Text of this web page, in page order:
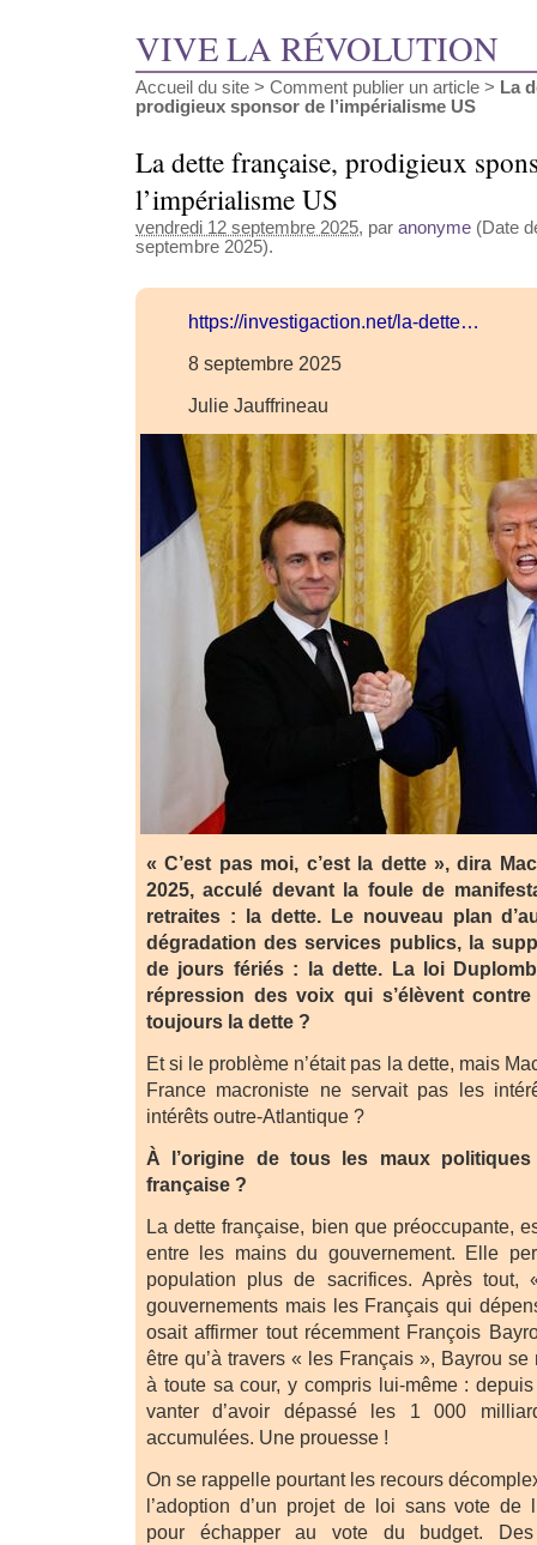
VIVE LA RÉVOLUTION
Accueil du site > Comment publier un article > La
prodigieux sponsor de l’impérialisme US
La dette française, prodigieux
l’impérialisme US
vendredi 12 septembre 2025, par anonyme (Date
septembre 2025).
https://investigaction.net/la-dette…
8 septembre 2025
Julie Jauffrineau
« C’est pas moi, c’est la dette », dira
2025, acculé devant la foule de
retraites : la dette. Le nouveau plan
dégradation des services publics, la
de jours fériés : la dette. La loi
répression des voix qui s’élèvent
toujours la dette ?
Et si le problème n’était pas la dette, mais
France macroniste ne servait pas les
intérêts outre-Atlantique ?
À l’origine de tous les maux
française ?
La dette française, bien que préoccupante,
entre les mains du gouvernement. Elle
population plus de sacrifices. Après
gouvernements mais les Français qui
osait affirmer tout récemment François
être qu’à travers « les Français », Bayrou
à toute sa cour, y compris lui-même :
vanter d’avoir dépassé les 1 000
accumulées. Une prouesse !
On se rappelle pourtant les recours
l’adoption d’un projet de loi sans vote de
pour échapper au vote du budget.